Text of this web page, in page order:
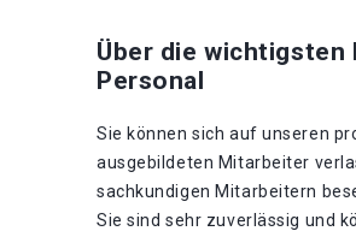
Über die
Personal
Sie können sich auf unseren
ausgebildeten Mitarbeiter
sachkundigen Mitarbeitern
Sie sind sehr zuverlässig und